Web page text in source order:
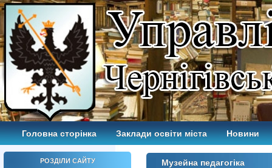
Головна сторінка Заклади освіти міста Новини
РОЗДІЛИ САЙТУ Музейна педагогіка